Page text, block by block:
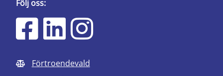
Följ oss:
Förtroendevald